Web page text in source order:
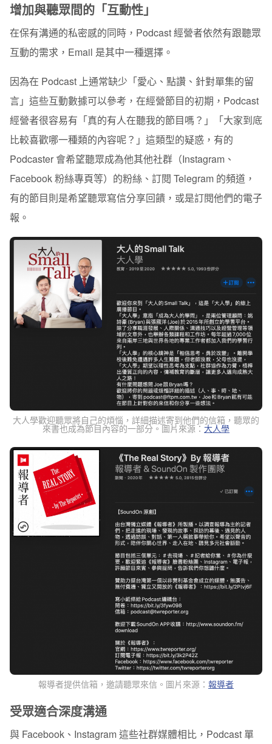
增加與聽眾間的「互動性」
在保有溝通的私密感的同時，Podcast 經營者依然有跟聽眾
互動的需求，Email 是其中一種選擇。
因為在 Podcast 上通常缺少「愛心、點讚、針對單集的留
言」這些互動數據可以參考，在經營節目的初期，Podcast
經營者很容易有「真的有人在聽我的節目嗎？」「大家到底
比較喜歡哪一種類的內容呢？」這類型的疑惑，有的
Podcaster 會希望聽眾成為他其他社群（Instagram、
Facebook 粉絲專頁等）的粉絲、訂閱 Telegram 的頻道，
有的節目則是希望聽眾寫信分享回饋，或是訂閱他們的電子
報。
大人學歡迎聽眾將自己的煩惱，詳細描述寄到他們的信箱，聽眾的
來書也成為節目內容的一部分。圖片來源： 大人學
報導者提供信箱，邀請聽眾來信。圖片來源： 報導者
受眾適合深度溝通
與 Facebook、Instagram 這些社群媒體相比，Podcast 單